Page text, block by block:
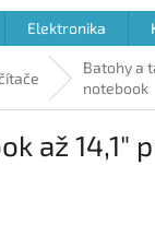
Elektronika
Batohy a
notebook
až 14,1"